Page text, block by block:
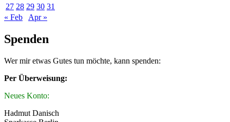
27 28 29 30 31
« Feb
Apr »
Spenden
Wer mir etwas Gutes tun möchte, kann spenden:
Per Überweisung:
Neues Konto:
Hadmut Danisch